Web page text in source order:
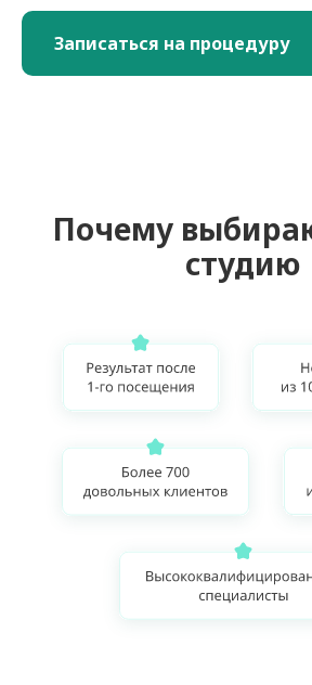
Записаться на процедуру
Почему
студию